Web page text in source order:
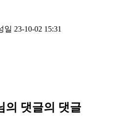
일 23-10-02 15:31
의 댓글의 댓글